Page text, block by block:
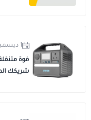
1 ديسمبر 2025
شريكك